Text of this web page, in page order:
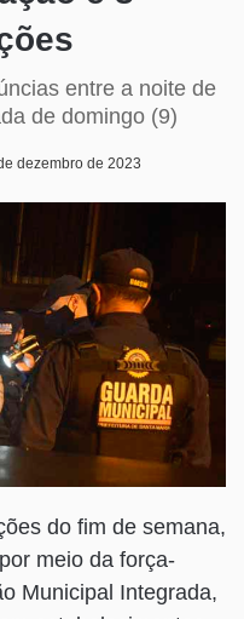
entre a noite de
de domingo (9)
dezembro de 2023
do fim de semana,
meio da força-
Municipal Integrada,